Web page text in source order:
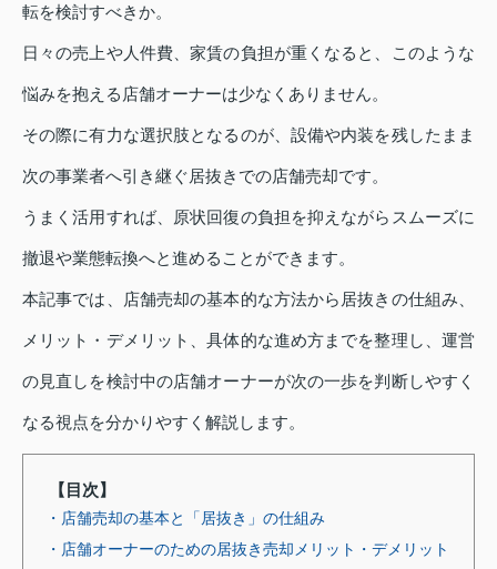
転を検討すべきか。
日々の売上や人件費、家賃の負担が重くなると、このような
悩みを抱える店舗オーナーは少なくありません。
その際に有力な選択肢となるのが、設備や内装を残したまま
次の事業者へ引き継ぐ居抜きでの店舗売却です。
うまく活用すれば、原状回復の負担を抑えながらスムーズに
撤退や業態転換へと進めることができます。
本記事では、店舗売却の基本的な方法から居抜きの仕組み、
メリット・デメリット、具体的な進め方までを整理し、運営
の見直しを検討中の店舗オーナーが次の一歩を判断しやすく
なる視点を分かりやすく解説します。
【目次】
・店舗売却の基本と「居抜き」の仕組み
・店舗オーナーのための居抜き売却メリット・デメリット